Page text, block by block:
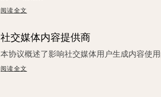
阅读全文
社交媒体内容提供商
本协议概述了影响社交媒体用户生成内容使用
阅读全文